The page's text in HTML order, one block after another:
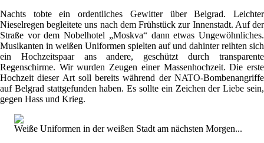
Nachts tobte ein ordentliches Gewitter über Belgrad. Leichter
Nieselregen begleitete uns nach dem Frühstück zur Innenstadt. Auf der
Straße vor dem Nobelhotel „Moskva“ dann etwas Ungewöhnliches.
Musikanten in weißen Uniformen spielten auf und dahinter reihten sich
ein Hochzeitspaar ans andere, geschützt durch transparente
Regenschirme. Wir wurden Zeugen einer Massenhochzeit. Die erste
Hochzeit dieser Art soll bereits während der NATO-Bombenangriffe
auf Belgrad stattgefunden haben. Es sollte ein Zeichen der Liebe sein,
gegen Hass und Krieg.
Weiße Uniformen in der weißen Stadt am nächsten Morgen...